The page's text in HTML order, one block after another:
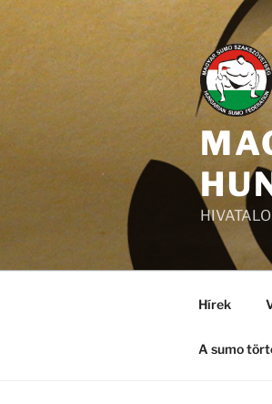
Tartalomhoz
Hírek
A sumo